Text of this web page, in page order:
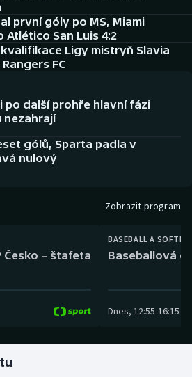
první góly po MS, Miami
Atlético San Luis 4:2
Ligy mistryň Slavia
FC
po další prohře hlavní fázi
nezahrají
gólů, Sparta padla v
nulový
Zobrazit program
Česko – štafeta
BASEBALL A
Baseballová
Dnes, 12:55-16:15